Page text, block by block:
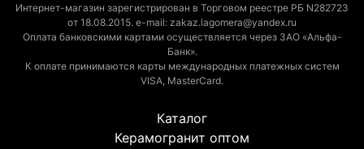
Интернет-магазин зарегистрирован в Торговом реестре РБ N282723
от 18.08.2015. e-mail: zakaz.lagomera@yandex.ru
Оплата банковскими картами осуществляется через ЗАО «Альфа-
Банк».
К оплате принимаются карты международных платежных систем
VISA, MasterCard.
Каталог
Керамогранит оптом